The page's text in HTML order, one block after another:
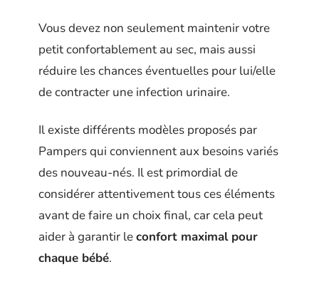
Vous devez non seulement maintenir votre
petit confortablement au sec, mais aussi
réduire les chances éventuelles pour lui/elle
de contracter une infection urinaire.
Il existe différents modèles proposés par
Pampers qui conviennent aux besoins variés
des nouveau-nés. Il est primordial de
considérer attentivement tous ces éléments
avant de faire un choix final, car cela peut
aider à garantir leconfort maximal pour
chaque bébé.